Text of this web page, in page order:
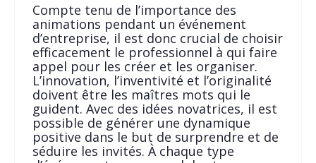
Compte tenu de l’importance des
animations pendant un événement
d’entreprise, il est donc crucial de choisir
efficacement le professionnel à qui faire
appel pour les créer et les organiser.
L’innovation, l’inventivité et l’originalité
doivent être les maîtres mots qui le
guident. Avec des idées novatrices, il est
possible de générer une dynamique
positive dans le but de surprendre et de
séduire les invités. À chaque type